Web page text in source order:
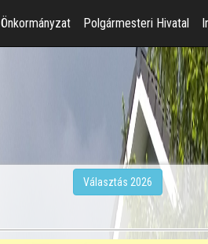
Önkormányzat Polgármesteri Hivatal
Választás 2026